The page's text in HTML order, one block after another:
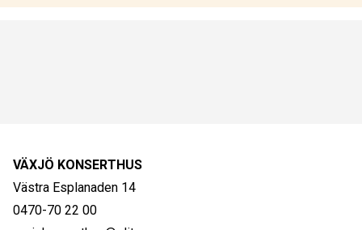
VÄXJÖ KONSERTHUS
Västra Esplanaden 14
0470-70 22 00